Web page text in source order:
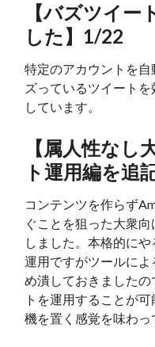
【バズツイー
した】1/22
特定のアカウントを
ズっているツイート
しています。
【属人性なし
ト運用編を追
コンテンツを作らず
ぐことを狙った大衆
しました。本格的に
運用ですがツールに
め潰しておきました
トを運用することが
機を置く感覚を味わっ